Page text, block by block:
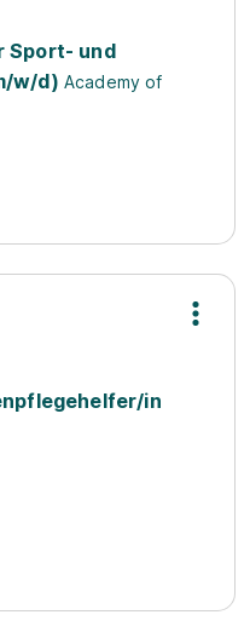
Sport- und
w/d) Academy of
in